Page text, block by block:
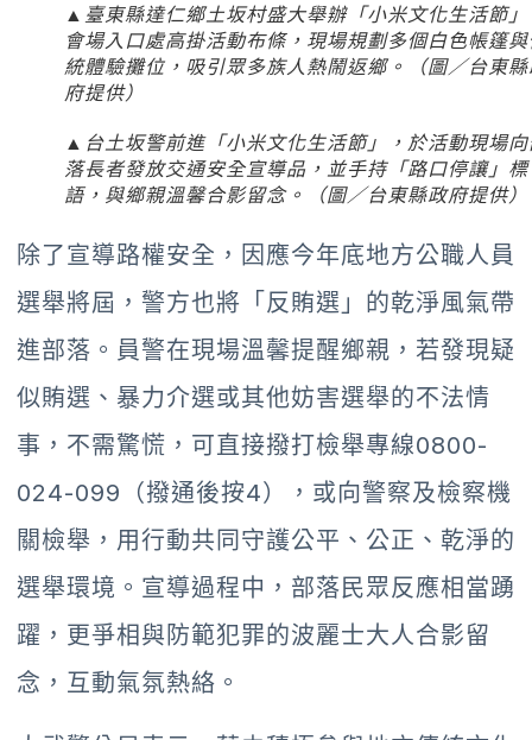
▲臺東縣達仁鄉土坂村盛大舉辦「小米文化生活節
會場入口處高掛活動布條，現場規劃多個白色帳篷
統體驗攤位，吸引眾多族人熱鬧返鄉。（圖／台東
府提供）
▲台土坂警前進「小米文化生活節」，於活動現場
落長者發放交通安全宣導品，並手持「路口停讓」標
語，與鄉親溫馨合影留念。（圖／台東縣政府提供）
除了宣導路權安全，因應今年底地方公職人員
選舉將屆，警方也將「反賄選」的乾淨風氣帶
進部落。員警在現場溫馨提醒鄉親，若發現疑
似賄選、暴力介選或其他妨害選舉的不法情
事，不需驚慌，可直接撥打檢舉專線0800-
024-099（撥通後按4），或向警察及檢察機
關檢舉，用行動共同守護公平、公正、乾淨的
選舉環境。宣導過程中，部落民眾反應相當踴
躍，更爭相與防範犯罪的波麗士大人合影留
念，互動氣氛熱絡。